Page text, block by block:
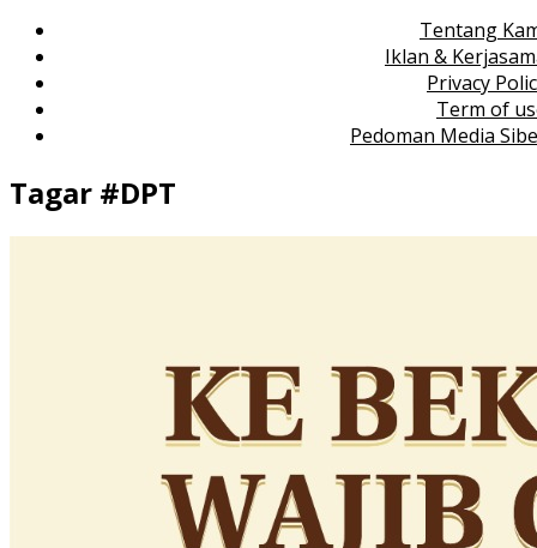
Tentang
Iklan &
Privacy
Term of
Pedoman Media
Tagar #DPT